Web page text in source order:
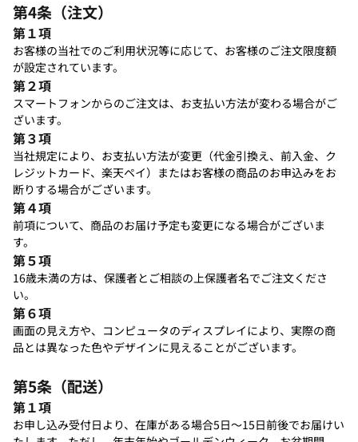
第4条（注文）
第１項
お客様の当社でのご利用状況等に応じて、お客様のご注文限度額
が設定されています。
第２項
スマートフォンからのご注文は、お支払い方法が変わる場合がご
ざいます。
第３項
当社規定により、お支払い方法が変更（代金引換え、前入金、ク
レジットカード、楽天ペイ）またはお客様の商品のお申込みをお
断りする場合がございます。
第４項
前項について、商品のお届け予定も変更になる場合がございま
す。
第５項
16歳未満の方は、保護者とご相談の上保護者名でご注文くださ
い。
第６項
画面の見え方や、コンピュータのディスプレイにより、実際の商
品とは異なった色やデザインに見えることがございます。
第5条（配送）
第１項
お申し込み受付日より、在庫がある場合5日～15日前後でお届けい